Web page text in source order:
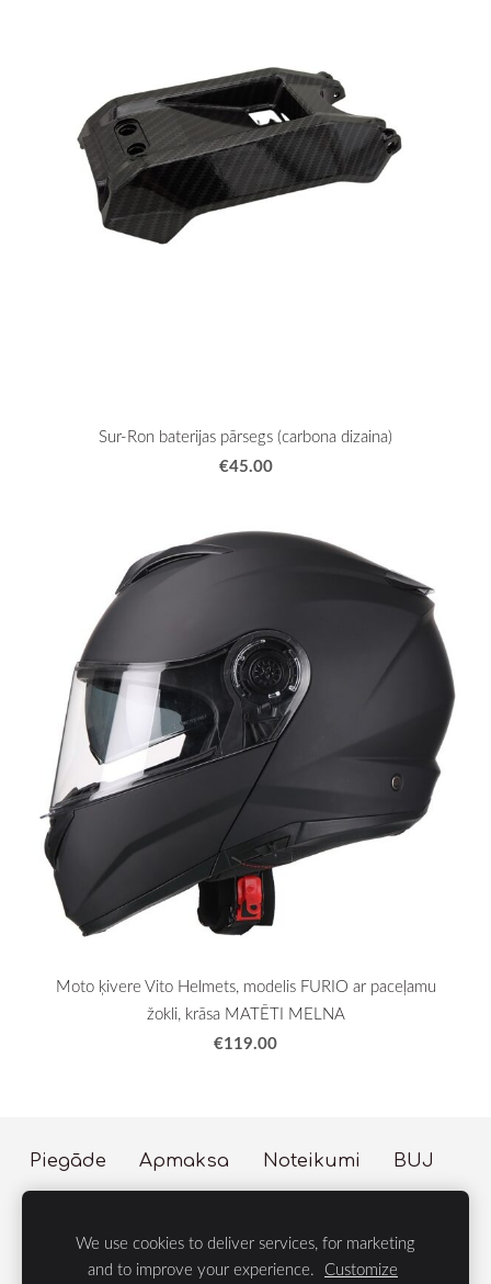
Sur-Ron baterijas pārsegs (carbona dizaina)
€45.00
Moto ķivere Vito Helmets, modelis FURIO ar paceļamu
žokli, krāsa MATĒTI MELNA
€119.00
Piegāde Apmaksa Noteikumi
BUJ
© 2023 LIFE Group
We use cookies to deliver services, for marketing
and to improve your experience. Customize